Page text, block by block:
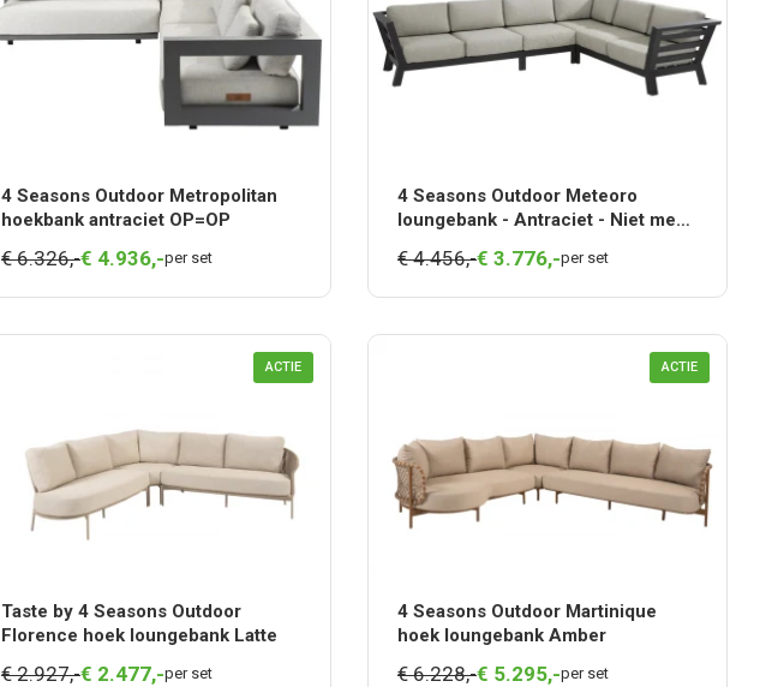
4 Seasons Outdoor Metropolitan
hoekbank antraciet OP=OP
€ 6.326,-€ 4.936,-per set
4 Seasons Outdoor Meteoro
loungebank - Antraciet - Niet meer
€ 4.456,-€ 3.776,-per set
ACTIE
Taste by 4 Seasons Outdoor
Florence hoek loungebank Latte
€ 2.927,-€ 2.477,-per set
ACTIE
4 Seasons Outdoor Martinique
hoek loungebank Amber
€ 6.228,-€ 5.295,-per set